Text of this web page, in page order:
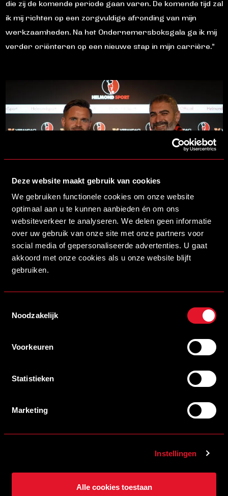
Deze website maakt gebruik van cookies
We gebruiken functionele cookies om onze website
optimaal aan u te kunnen aanbieden én om ons
websiteverkeer te analyseren. We delen geen informatie
over uw gebruik van onze site met onze partners voor
social media of gepersonaliseerde advertenties. U gaat
akkoord met onze cookies als u onze website blijft
gebruiken.
Noodzakelijk
Voorkeuren
Statistieken
Marketing
Instellingen
Alle cookies toestaan
die zij de komende periode gaan varen. De komende tijd zal
ik mij richten op een zorgvuldige afronding van mijn
werkzaamheden. Na het Ondernemersboksgala ga ik mij
verder oriënteren op een nieuwe stap in mijn carrière.”
13/06/2026 09:30
VERANDACI NIEUWE BUSINESS PARTNER VAN HELMOND SPORT
LEES MEER
30/04/2026 19:12
HET VRIENDENLOTERIJ FANFONDS SCHENKT 34.500 EURO AAN
LEES MEER